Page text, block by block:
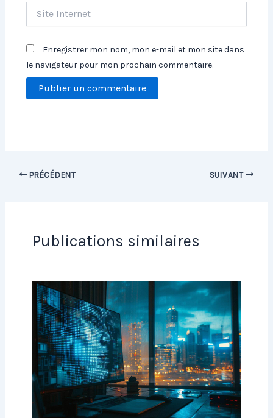
Internet
Enregistrer mon nom, mon e-mail et mon site dans
le navigateur pour mon prochain commentaire.
PRÉCÉDENT SUIVANT
Publications similaires